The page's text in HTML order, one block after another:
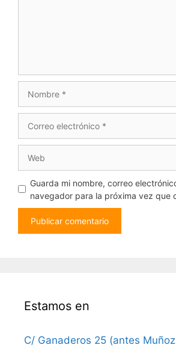
electrónico
Guarda mi nombre, correo
navegador para la próxima vez que
Estamos en
C/ Ganaderos 25 (antes